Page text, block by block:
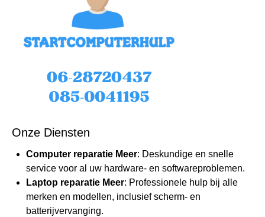
Onze Diensten
Computer reparatie Meer: Deskundige en snelle
service voor al uw hardware- en softwareproblemen.
Laptop reparatie Meer: Professionele hulp bij alle
merken en modellen, inclusief scherm- en
batterijvervanging.